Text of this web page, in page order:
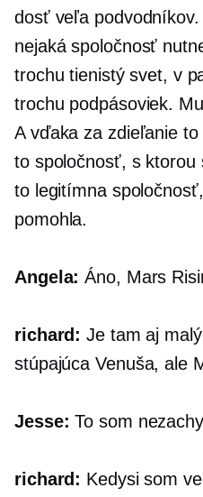
dosť veľa
nejaká spoločnosť
trochu tienistý svet, v
trochu podpásoviek.
A vďaka za zdieľanie
to spoločnosť, s ktorou
to legitímna
pomohla.
Angela: Áno, Mars
richard: Je tam aj
stúpajúca Venuša, ale
Jesse: To som
richard: Kedysi som